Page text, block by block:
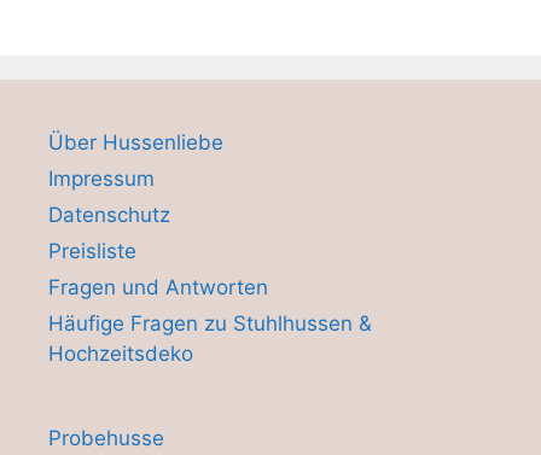
Über Hussenliebe
Impressum
Datenschutz
Preisliste
Fragen und Antworten
Häufige Fragen zu Stuhlhussen &
Hochzeitsdeko
Probehusse